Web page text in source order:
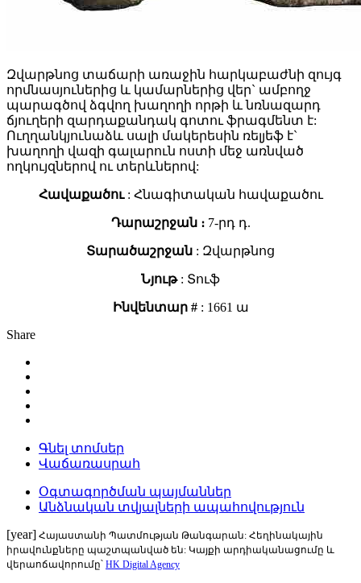
Զվարթնոց տաճարի առաջին հարկաբաժնի զույգ
որմնասյուներից և կամարներից վեր` ամբողջ
պարագծով ձգվող խաղողի որթի և նռնազարդ
ճյուղերի զարդաքանդակ գոտու ֆրագմենտ է:
Ուղղանկյունաձև սալի մակերեսին ռելյեֆ է`
խաղողի վազի գալարուն ոստի մեջ առնված
ողկույզներով ու տերևներով:
Հավաքածու: Հնագիտական հավաքածու
Դարաշրջան ։ 7-րդ դ.
Տարածաշրջան : Զվարթնոց
Նյութ: Տուֆ
Ինվենտար #: 1661 ա
Share
Գնել տոմսեր
Վաճառասրահ
Օգտագործման պայմաններ
Անձնական տվյալների ապահովություն
[year] Հայաստանի Պատմության Թանգարան: Հեղինակային
իրավունքները պաշտպանված են: Կայքի արդիականացումը և
վերաոճավորումը՝ HK Digital Agency